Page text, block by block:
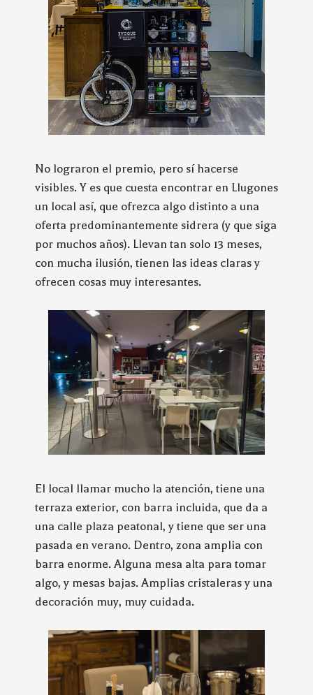
No lograron el premio, pero sí hacerse
visibles. Y es que cuesta encontrar en Llugones
un local así, que ofrezca algo distinto a una
oferta predominantemente sidrera (y que siga
por muchos años). Llevan tan solo 13 meses,
con mucha ilusión, tienen las ideas claras y
ofrecen cosas muy interesantes.
El local llamar mucho la atención, tiene una
terraza exterior, con barra incluida, que da a
una calle plaza peatonal, y tiene que ser una
pasada en verano. Dentro, zona amplia con
barra enorme. Alguna mesa alta para tomar
algo, y mesas bajas. Amplias cristaleras y una
decoración muy, muy cuidada.